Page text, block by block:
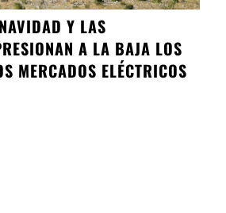
Y LAS
A LA BAJA LOS
MERCADOS ELÉCTRICOS